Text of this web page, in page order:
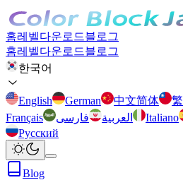
홈레벨다운로드블로그
홈레벨다운로드블로그
한국어
English German 中文简体
Français
العربية فارسی Italiano
Русский
Blog